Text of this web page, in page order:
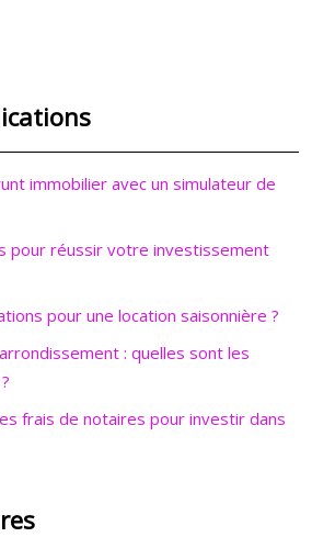
immobilier avec un simulateur de
pour réussir votre investissement
pour une location saisonnière ?
: quelles sont les
frais de notaires pour investir dans